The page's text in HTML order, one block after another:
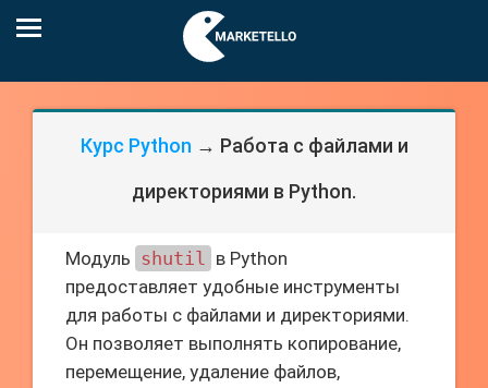
Курс Python → Работа с файлами и
директориями в Python.
Модуль shutil в Python
предоставляет удобные инструменты
для работы с файлами и директориями.
Он позволяет выполнять копирование,
перемещение, удаление файлов,